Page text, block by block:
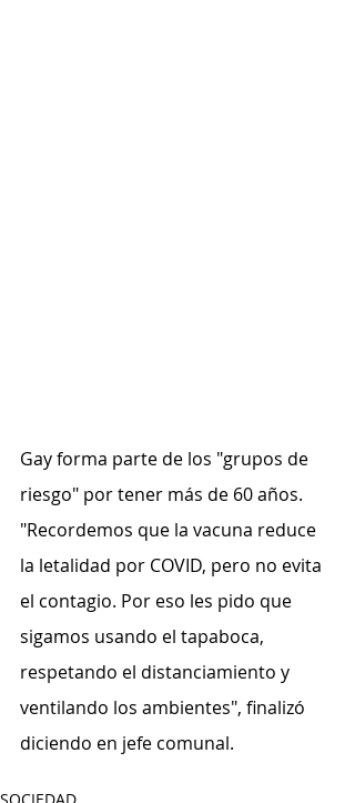
Gay forma parte de los "grupos de
riesgo" por tener más de 60 años.
"Recordemos que la vacuna reduce
la letalidad por COVID, pero no evita
el contagio. Por eso les pido que
sigamos usando el tapaboca,
respetando el distanciamiento y
ventilando los ambientes", finalizó
diciendo en jefe comunal.